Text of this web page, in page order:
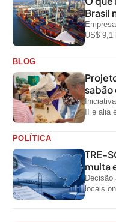
Brasil
US$ 9,1
BLOG
sabão
II e alia
POLÍTICA
TRE-
multa
Decisão
locais